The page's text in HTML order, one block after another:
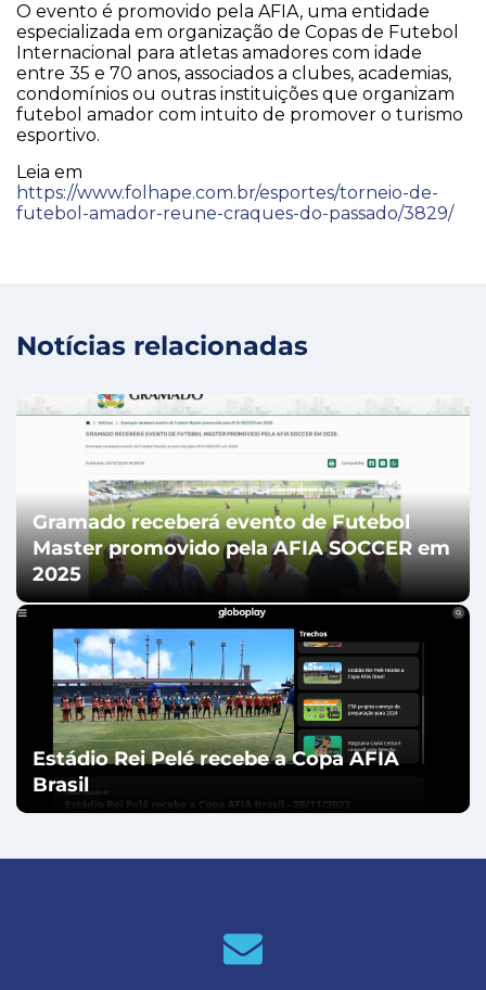
O evento é promovido pela AFIA, uma entidade
especializada em organização de Copas de Futebol
Internacional para atletas amadores com idade
entre 35 e 70 anos, associados a clubes, academias,
condomínios ou outras instituições que organizam
futebol amador com intuito de promover o turismo
esportivo.
Leia em
https://www.folhape.com.br/esportes/torneio-de-
futebol-amador-reune-craques-do-passado/3829/
Notícias relacionadas
Gramado receberá evento de Futebol
Master promovido pela AFIA SOCCER em
2025
Estádio Rei Pelé recebe a Copa AFIA
Brasil